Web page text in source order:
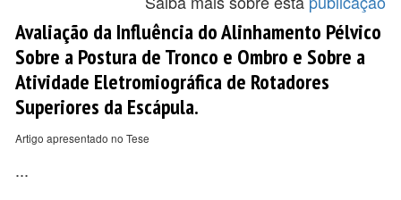
Avaliação da Influência do Alinhamento Pélvico
Sobre a Postura de Tronco e Ombro e Sobre a
Atividade Eletromiográfica de Rotadores
Superiores da Escápula.
Artigo apresentado no Tese
...